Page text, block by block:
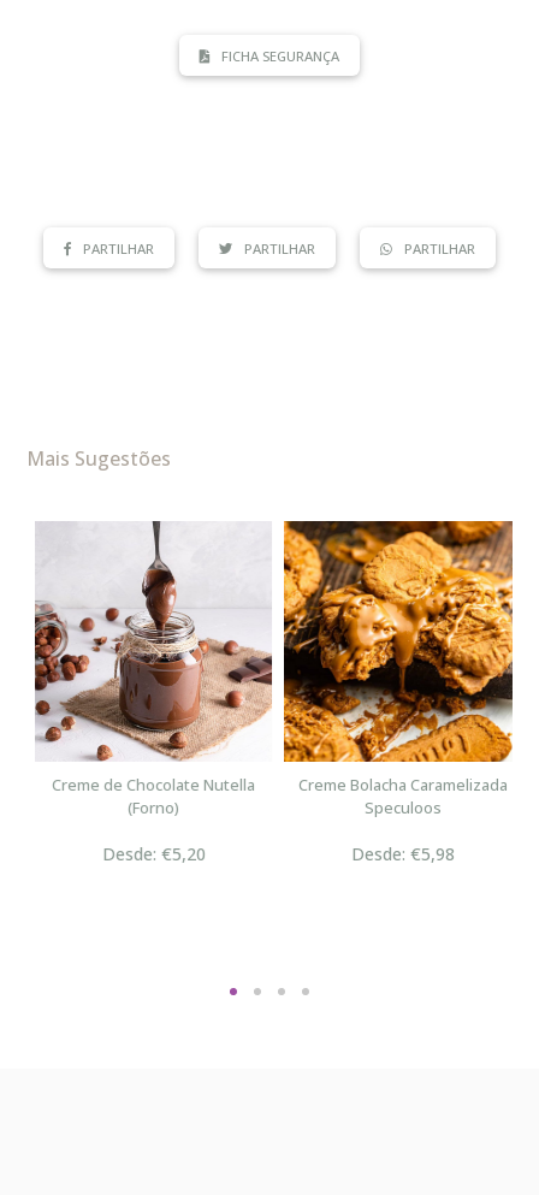
FICHA SEGURANÇA
PARTILHAR PARTILHAR PARTILHAR
Mais Sugestões
Creme de Chocolate Nutella
(Forno)
Desde: €5,20
Creme Bolacha Caramelizada
Speculoos
Desde: €5,98